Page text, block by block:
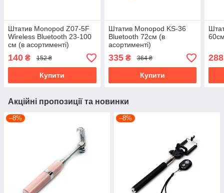
Штатив Monopod Z07-5F
Wireless Bluetooth 23-100
см (в асортименті)
140 ₴ 152 ₴
Купити
Штатив Monopod KS-36
Bluetooth 72см (в
асортименті)
335₴ 364 ₴
Купити
288
Акційні пропозиції та новинки
–8% –8%